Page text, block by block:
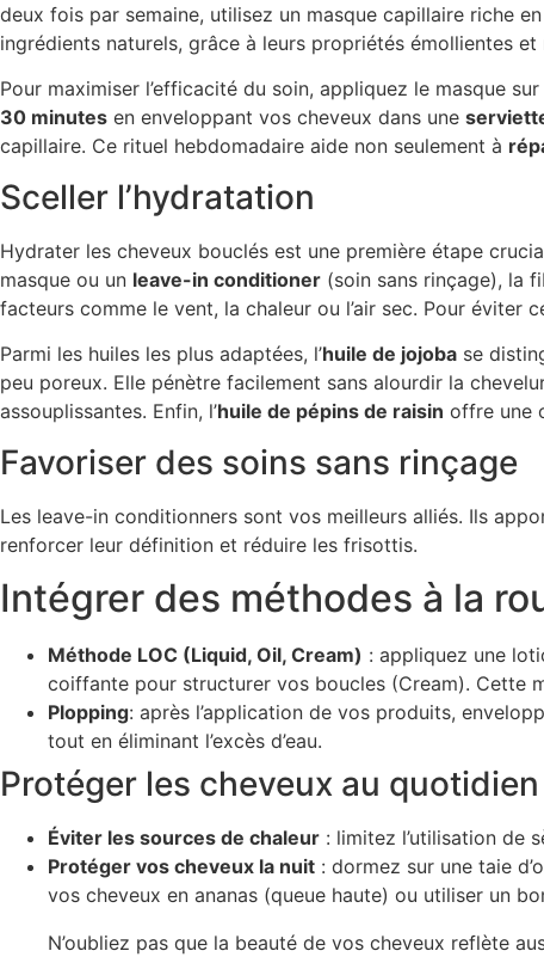
deux fois par semaine, utilisez un masque capillaire riche en
ingrédients naturels, grâce à leurs propriétés émollientes
Pour maximiser l’efficacité du soin, appliquez le masque
30 minutes en enveloppant vos cheveux dans une
capillaire. Ce rituel hebdomadaire aide non seulement à
Sceller l’hydratation
Hydrater les cheveux bouclés est une première étape
masque ou un leave-in conditioner (soin sans rinçage), la
facteurs comme le vent, la chaleur ou l’air sec. Pour éviter
Parmi les huiles les plus adaptées, l’huile de jojoba se
peu poreux. Elle pénètre facilement sans alourdir la
assouplissantes. Enfin, l’huile de pépins de raisin offre une
Favoriser des soins sans rinçage
Les leave-in conditionners sont vos meilleurs alliés. Ils
renforcer leur définition et réduire les frisottis.
Intégrer des méthodes à la
Méthode LOC (Liquid, Oil, Cream) : appliquez une
coiffante pour structurer vos boucles (Cream). Cette
Plopping: après l’application de vos produits,
tout en éliminant l’excès d’eau.
Protéger les cheveux au quotidien
Éviter les sources de chaleur : limitez l’utilisation de
Protéger vos cheveux la nuit : dormez sur une taie
vos cheveux en ananas (queue haute) ou utiliser un
N’oubliez pas que la beauté de vos cheveux reflète